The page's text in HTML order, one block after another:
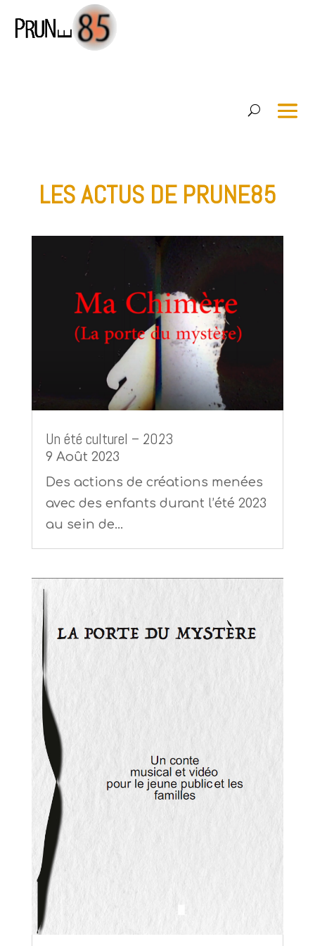
LES ACTUS DE PRUNE85
Un été culturel – 2023
9 Août 2023
Des actions de créations menées
avec des enfants durant l’été 2023
au sein de...